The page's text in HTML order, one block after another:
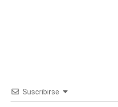
Suscribirse